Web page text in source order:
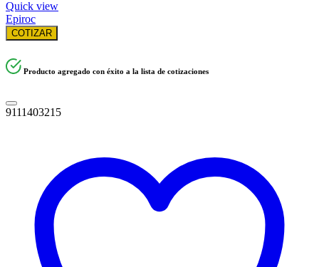
Quick view
Epiroc
COTIZAR
Producto agregado con éxito a la lista de cotizaciones
9111403215